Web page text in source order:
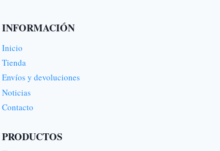
INFORMACIÓN
Inicio
Tienda
Envíos y devoluciones
Noticias
Contacto
PRODUCTOS